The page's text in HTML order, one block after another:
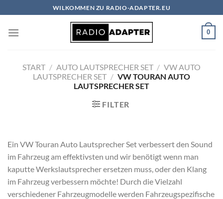
Inhalt
springen
WILKOMMEN ZU RADIO-ADAPTER.EU
0
START / AUTO LAUTSPRECHER SET / VW AUTO
LAUTSPRECHER SET / VW TOURAN AUTO
LAUTSPRECHER SET
FILTER
Ein VW Touran Auto Lautsprecher Set verbessert den Sound
im Fahrzeug am effektivsten und wir benötigt wenn man
kaputte Werkslautsprecher ersetzen muss, oder den Klang
im Fahrzeug verbessern möchte! Durch die Vielzahl
verschiedener Fahrzeugmodelle werden Fahrzeugspezifische